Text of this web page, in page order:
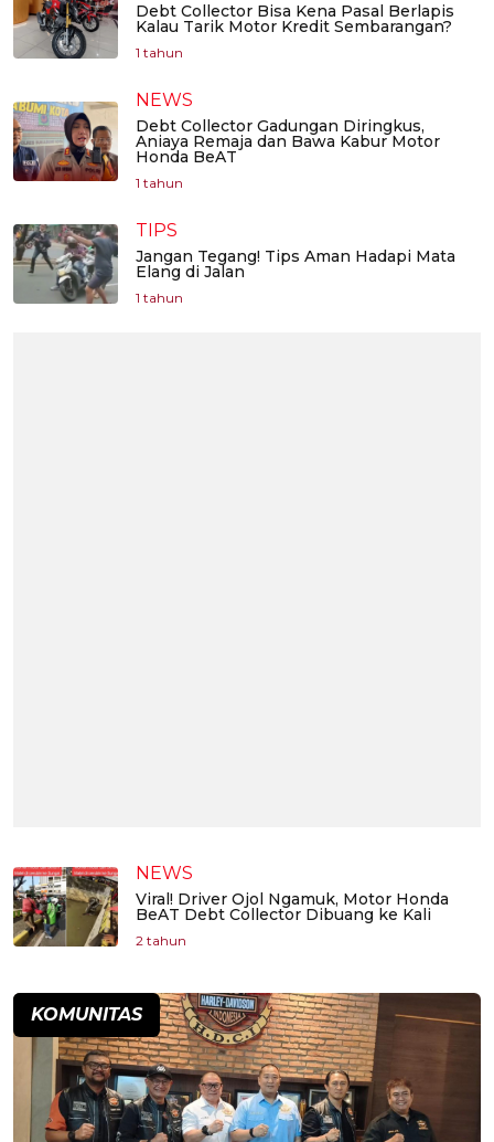
Debt Collector Bisa Kena Pasal Berlapis
Kalau Tarik Motor Kredit Sembarangan?
1 tahun
NEWS
Debt Collector Gadungan Diringkus,
Aniaya Remaja dan Bawa Kabur Motor
Honda BeAT
1 tahun
TIPS
Jangan Tegang! Tips Aman Hadapi Mata
Elang di Jalan
1 tahun
NEWS
Viral! Driver Ojol Ngamuk, Motor Honda
BeAT Debt Collector Dibuang ke Kali
2 tahun
KOMUNITAS